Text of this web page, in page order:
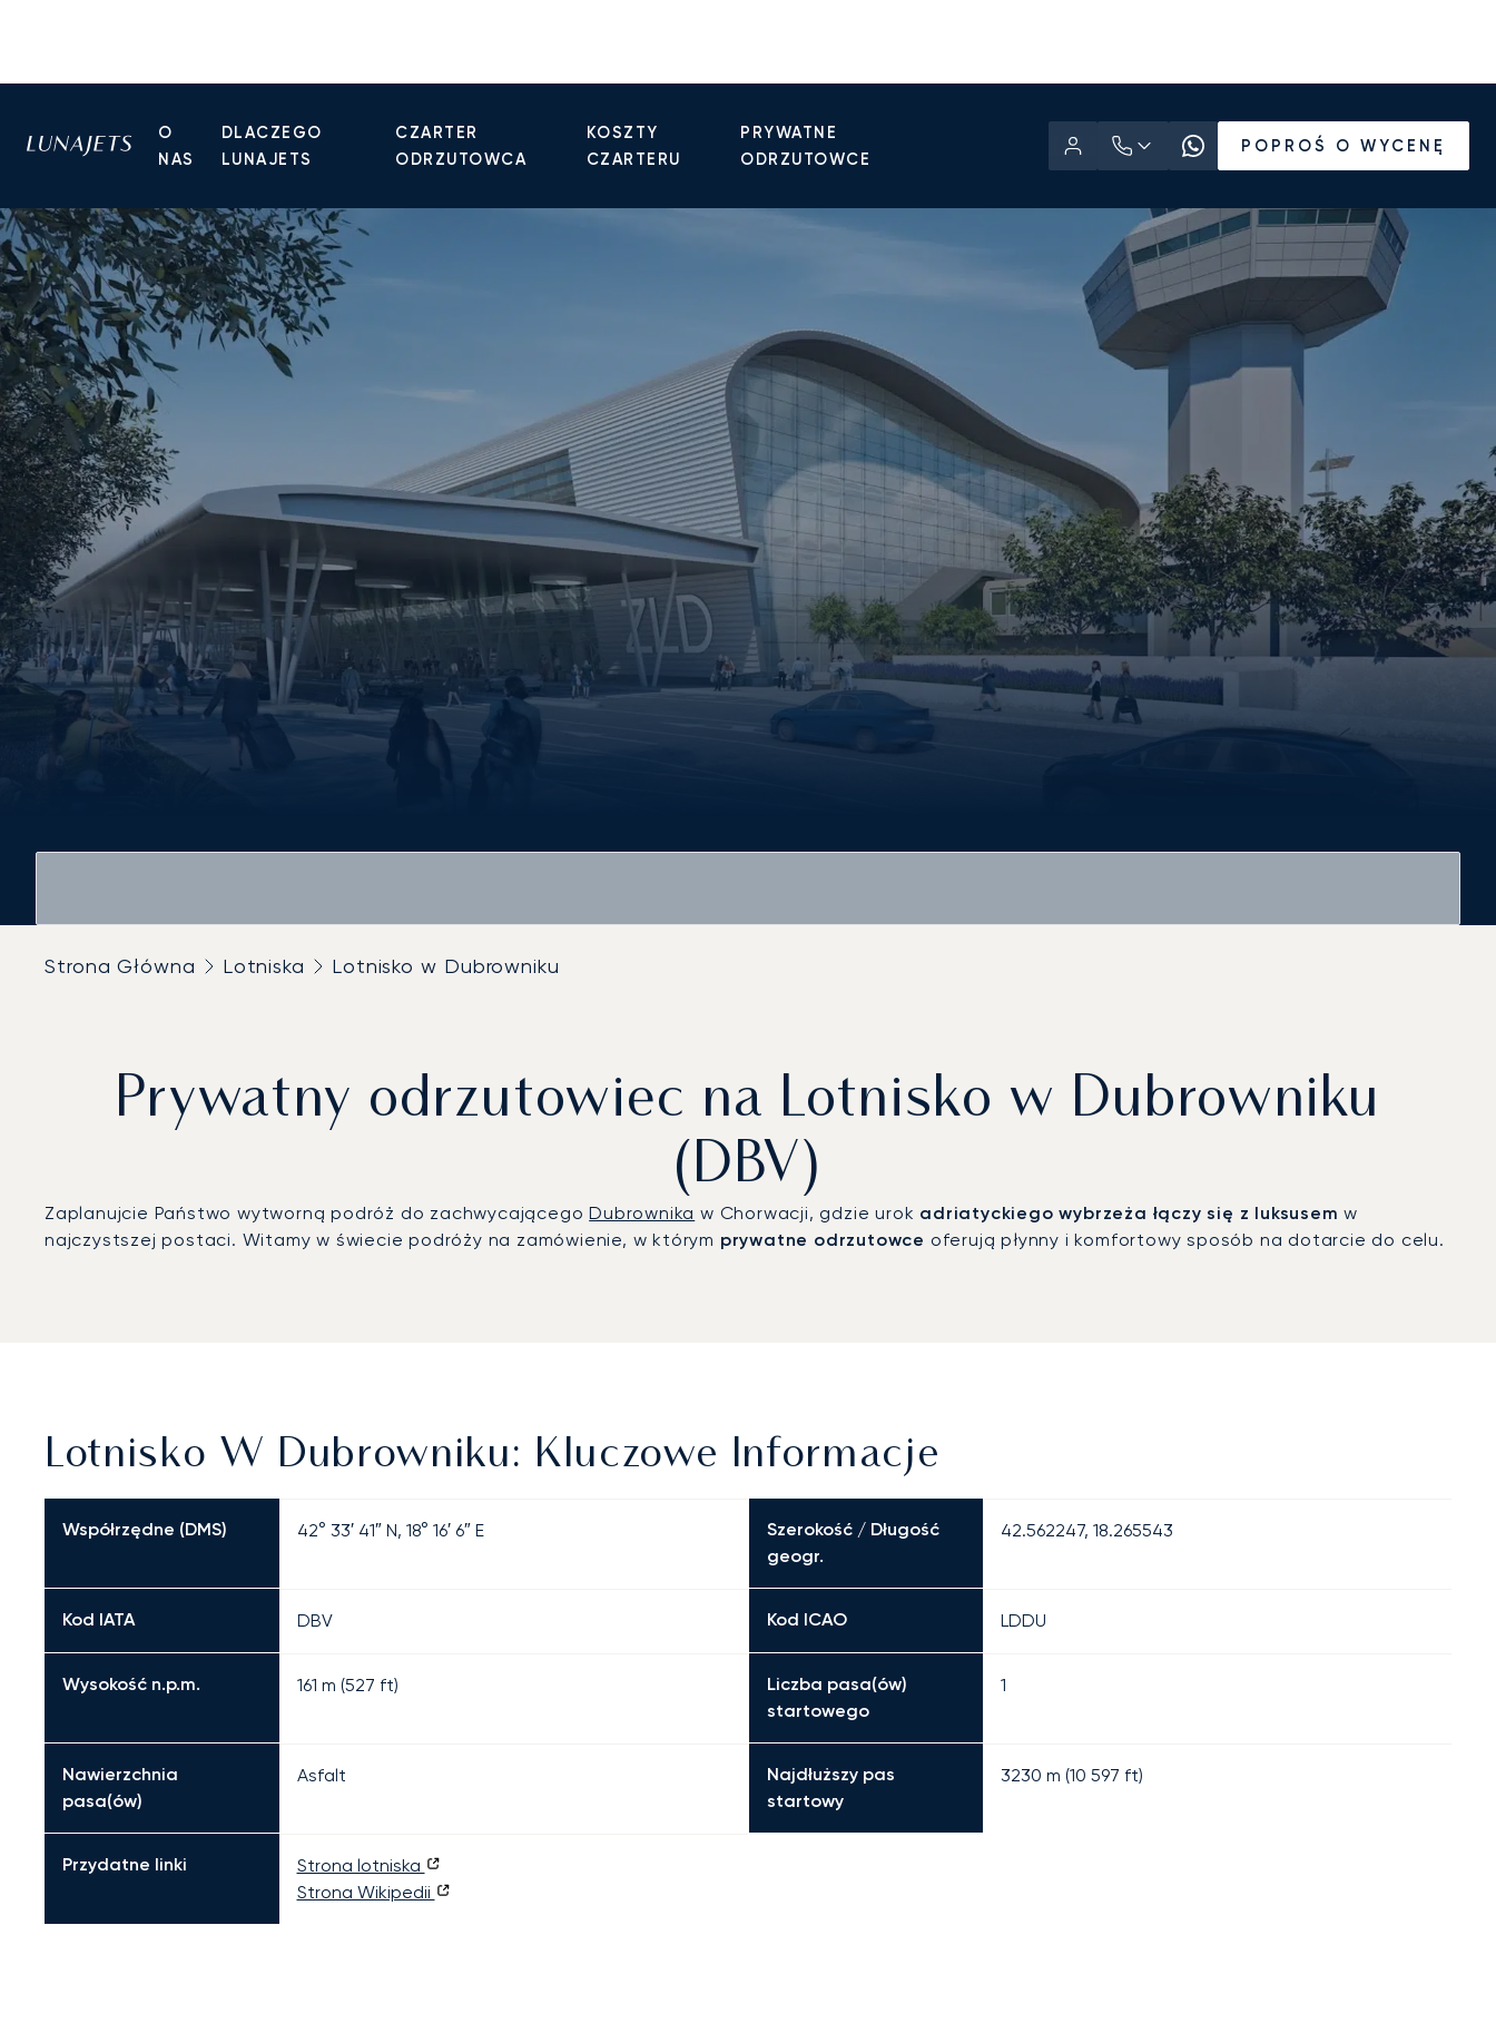
O
NAS
DLACZEGO
LUNAJETS
CZARTER
ODRZUTOWCA
KOSZTY
CZARTERU
PRYWATNE
ODRZUTOWCE
POPROŚ O WYCENĘ
Strona Główna Lotniska Lotnisko w Dubrowniku
Prywatny odrzutowiec na Lotnisko w Dubrowniku
(DBV)
Zaplanujcie Państwo wytworną podróż do zachwycającegoDubrownika w Chorwacji, gdzie urok adriatyckiego wybrzeża łączy się z luksusem w
najczystszej postaci. Witamy w świecie podróży na zamówienie, w którym prywatne odrzutowce oferują płynny i komfortowy sposób na dotarcie do celu.
Lotnisko W Dubrowniku: Kluczowe Informacje
Współrzędne (DMS) 42° 33′ 41″ N, 18° 16′ 6″ E
Szerokość / Długość
geogr.
42.562247, 18.265543
Kod IATA DBV Kod ICAO LDDU
Wysokość n.p.m. 161 m (527 ft)
Liczba pasa(ów)
startowego
1
Nawierzchnia
pasa(ów)
Asfalt
Najdłuższy pas
startowy
3230 m (10 597 ft)
Przydatne linki
Strona lotniska
Strona Wikipedii